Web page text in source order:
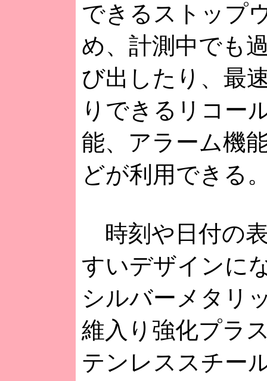
できるストップ
め、計測中でも
び出したり、最
りできるリコー
能、アラーム機
どが利用できる
時刻や日付の
すいデザインに
シルバーメタリ
維入り強化プラ
テンレススチー